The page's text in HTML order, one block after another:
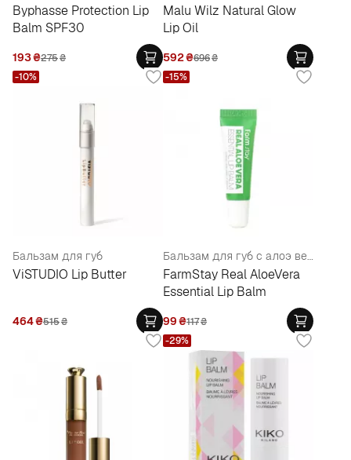
Byphasse Protection Lip
Balm SPF30
193₴275₴
Malu Wilz Natural Glow
Lip Oil
592₴696₴
Бальзам для губ
ViSTUDIO Lip Butter
464₴515₴
-10%
Бальзам для губ с алоэ вера
FarmStay Real AloeVera
Essential Lip Balm
99₴117₴
-15%
-29%